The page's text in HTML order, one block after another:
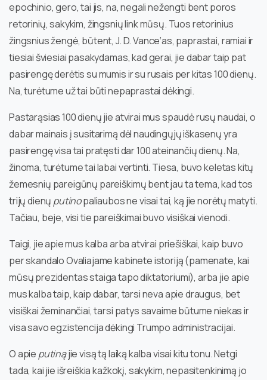
epochinio, gero, tai jis, na, negali nežengti bent poros
retorinių, sakykim, žingsnių link mūsų. Tuos retorinius
žingsnius žengė, būtent, J. D. Vance‘as, paprastai, ramiai ir
tiesiai šviesiai pasakydamas, kad gerai, jie dabar taip pat
pasirengę derėtis su mumis ir su rusais per kitas 100 dienų.
Na, turėtume už tai būti nepaprastai dėkingi.
Pastarąsias 100 dienų jie atvirai mus spaudė rusų naudai, o
dabar mainais į susitarimą dėl naudingųjų iškasenų yra
pasirengę visa tai pratęsti dar 100 ateinančių dienų. Na,
žinoma, turėtume tai labai vertinti. Tiesa, buvo keletas kitų
žemesnių pareigūnų pareiškimų bent jau ta tema, kad tos
trijų dienų putinopaliaubos ne visai tai, ką jie norėtų matyti.
Tačiau, beje, visi tie pareiškimai buvo visiškai vienodi.
Taigi, jie apie mus kalba arba atvirai priešiškai, kaip buvo
per skandalo Ovaliajame kabinete istoriją (pamenate, kai
mūsų prezidentas staiga tapo diktatoriumi), arba jie apie
mus kalba taip, kaip dabar, tarsi neva apie draugus, bet
visiškai žeminančiai, tarsi patys savaime būtume niekas ir
visa savo egzistencija dėkingi Trumpo administracijai.
O apie putinąjie visą tą laiką kalba visai kitu tonu. Netgi
tada, kai jie išreiškia kažkokį, sakykim, nepasitenkinimą jo